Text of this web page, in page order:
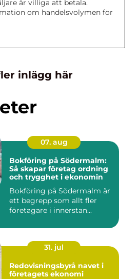
är villiga att betala.
om handelsvolymen för
inlägg här
07. aug
Bokföring på Södermalm:
Så skapar företag ordning
och trygghet i ekonomin
Bokföring på Södermalm är
ett begrepp som allt fler
företagare i innerstan...
31. jul
Redovisningsbyrå navet i
företagets ekonomi